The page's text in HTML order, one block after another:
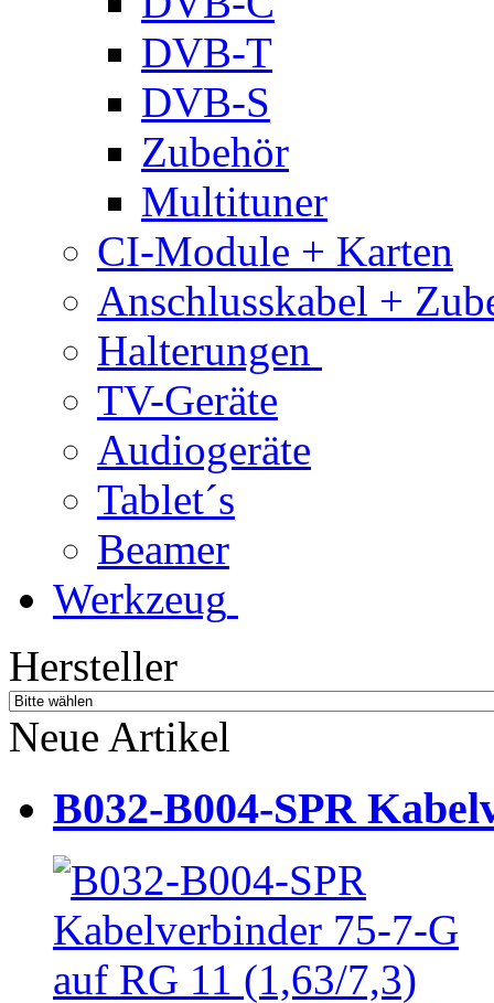
DVB-T
DVB-S
Zubehör
Multituner
CI-Module + Karten
Anschlusskabel +
Halterungen
TV-Geräte
Audiogeräte
Tablet´s
Beamer
Werkzeug
Hersteller
Neue Artikel
B032-B004-SPR